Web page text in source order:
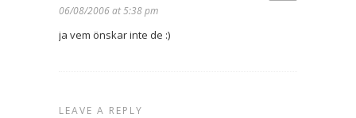
06/08/2006 at 5:38 pm
ja vem önskar inte de :)
LEAVE A REPLY